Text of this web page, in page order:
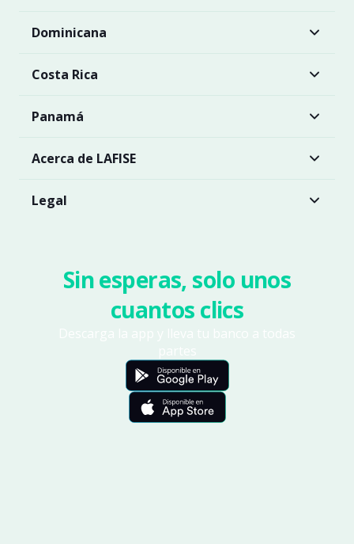
Dominicana
Costa Rica
Panamá
Acerca de LAFISE
Legal
Sin esperas, solo unos
cuantos clics